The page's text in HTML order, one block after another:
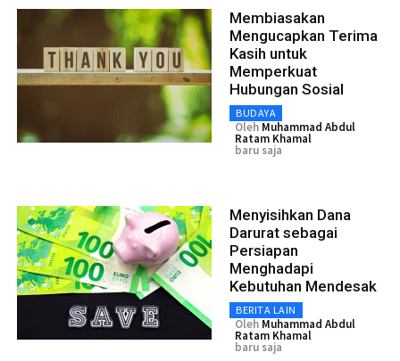
Membiasakan
Mengucapkan Terima
Kasih untuk
Memperkuat
Hubungan Sosial
BUDAYA
Oleh Muhammad Abdul
Ratam Khamal
baru saja
Menyisihkan Dana
Darurat sebagai
Persiapan
Menghadapi
Kebutuhan Mendesak
BERITA LAIN
Oleh Muhammad Abdul
Ratam Khamal
baru saja